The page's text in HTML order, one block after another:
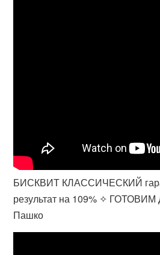
БИСКВИТ КЛАССИЧЕСКИЙ
результат на 109% ✧
Пашко